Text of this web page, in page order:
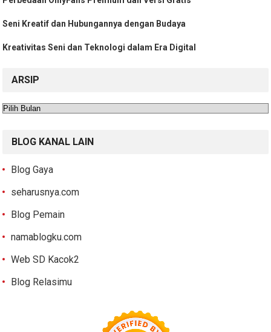
Seni Kreatif dan Hubungannya dengan Budaya
Kreativitas Seni dan Teknologi dalam Era Digital
ARSIP
Arsip
BLOG KANAL LAIN
Blog Gaya
seharusnya.com
Blog Pemain
namablogku.com
Web SD Kacok2
Blog Relasimu